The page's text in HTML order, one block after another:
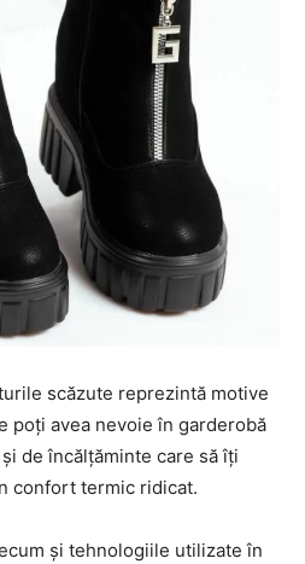
scăzute reprezintă motive
poți avea nevoie în garderobă
de încălțăminte care să îți
confort termic ridicat.
și tehnologiile utilizate în